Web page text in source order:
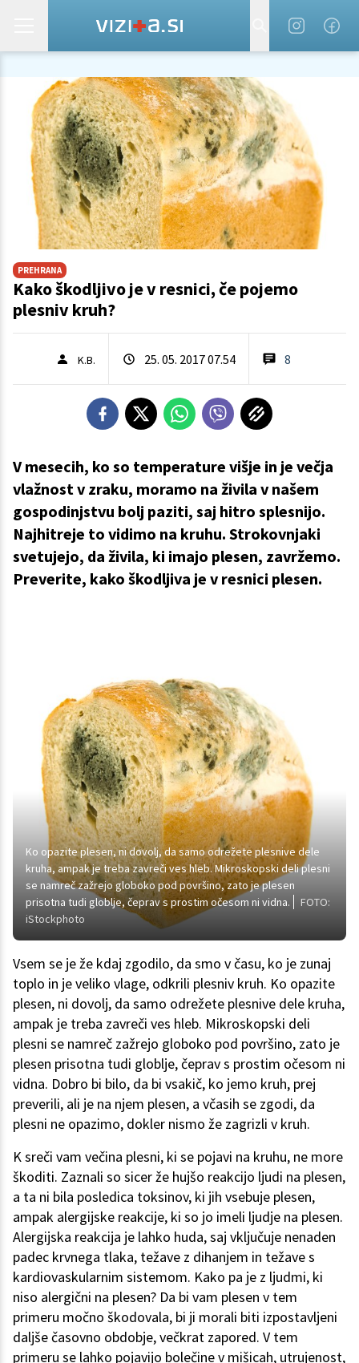
PREHRANA
Kako škodljivo je v resnici, če pojemo
plesniv kruh?
K.B. 25. 05. 2017 07.54 8
V mesecih, ko so temperature višje in je večja
vlažnost v zraku, moramo na živila v našem
gospodinjstvu bolj paziti, saj hitro splesnijo.
Najhitreje to vidimo na kruhu. Strokovnjaki
svetujejo, da živila, ki imajo plesen, zavržemo.
Preverite, kako škodljiva je v resnici plesen.
Ko opazite plesen, ni dovolj, da samo odrežete plesnive dele
kruha, ampak je treba zavreči ves hleb. Mikroskopski deli plesni
se namreč zažrejo globoko pod površino, zato je plesen
prisotna tudi globlje, čeprav s prostim očesom ni vidna.
FOTO:
iStockphoto
Vsem se je že kdaj zgodilo, da smo v času, ko je zunaj
toplo in je veliko vlage, odkrili plesniv kruh. Ko opazite
plesen, ni dovolj, da samo odrežete plesnive dele kruha,
ampak je treba zavreči ves hleb. Mikroskopski deli
plesni se namreč zažrejo globoko pod površino, zato je
plesen prisotna tudi globlje, čeprav s prostim očesom ni
vidna. Dobro bi bilo, da bi vsakič, ko jemo kruh, prej
preverili, ali je na njem plesen, a včasih se zgodi, da
plesni ne opazimo, dokler nismo že zagrizli v kruh.
K sreči vam večina plesni, ki se pojavi na kruhu, ne more
škoditi. Zaznali so sicer že hujšo reakcijo ljudi na plesen,
a ta ni bila posledica toksinov, ki jih vsebuje plesen,
ampak alergijske reakcije, ki so jo imeli ljudje na plesen.
Alergijska reakcija je lahko huda, saj vključuje nenaden
padec krvnega tlaka, težave z dihanjem in težave s
kardiovaskularnim sistemom. Kako pa je z ljudmi, ki
niso alergični na plesen? Da bi vam plesen v tem
primeru močno škodovala, bi ji morali biti izpostavljeni
daljše časovno obdobje, večkrat zapored. V tem
primeru se lahko pojavijo bolečine v mišicah, utrujenost,